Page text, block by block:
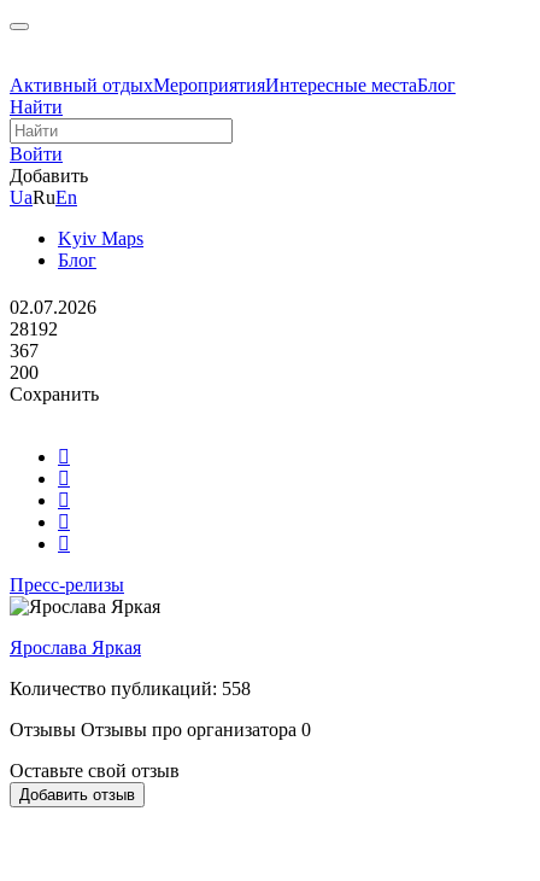
Активный отдыхМероприятияИнтересные местаБлог
Найти
Войти
Добавить
UaRuEn
Kyiv Maps
Блог
02.07.2026
28192
367
200
Сохранить
Пресс-релизы
Ярослава Яркая
Количество публикаций: 558
Отзывы Отзывы про организатора 0
Оставьте свой отзыв
Добавить отзыв